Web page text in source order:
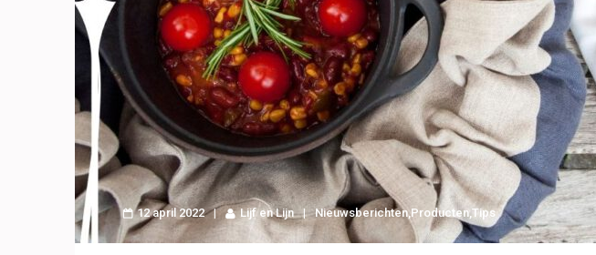
12 april 2022 Lijf en Lijn Nieuwsberichten,Producten,Tips